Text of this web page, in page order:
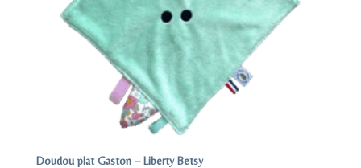
Doudou plat Gaston – Liberty Betsy